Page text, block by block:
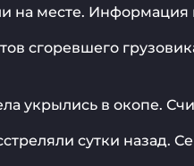
на месте.
сгоревшего
укрылись в окопе.
сутки